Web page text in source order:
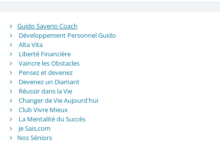
Guido Saverio Coach
Développement Personnel Guido
Alta Vita
Liberté Financière
Vaincre les Obstacles
Pensez et devenez
Devenez un Diamant
Réussir dans la Vie
Changer de Vie Aujourd'hui
Club Vivre Mieux
La Mentalité du Succès
Je Sais,com
Nos Séniors